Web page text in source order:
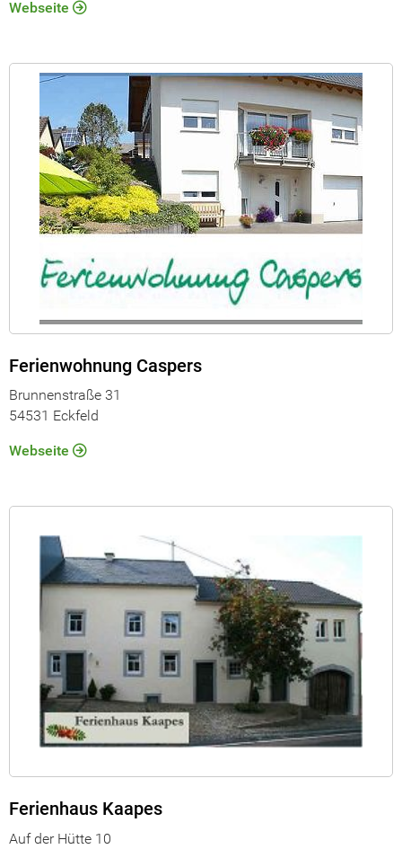
Webseite
Ferienwohnung Caspers
Brunnenstraße 31
54531 Eckfeld
Webseite
Ferienhaus Kaapes
Auf der Hütte 10